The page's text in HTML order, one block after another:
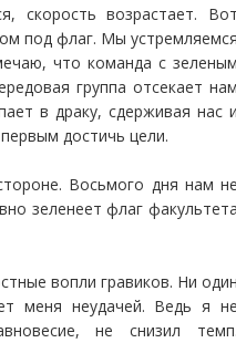
скорость возрастает.
под флаг. Мы
что команда с
группа отсекает
в драку, сдерживая нас
достичь цели.
Восьмого дня нам
зеленеет флаг
вопли гравиков. Ни
меня неудачей. Ведь я
не снизил